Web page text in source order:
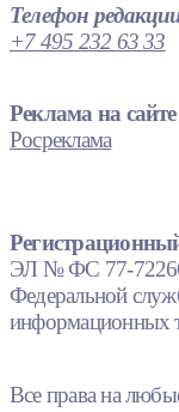
Телефон
+7 495 232 63 33
Реклама на сайте
Росреклама
ЭЛ № ФС 77-72266
Федеральной
информационных
Все права на